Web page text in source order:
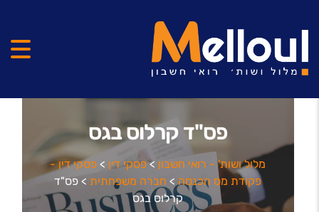
פס"ד קרלוס בגס
מלול ושות' - רואי חשבון >פסקי דין > פסקי דין -
פקודת מס הכנסה> חברה משפחתית > פס"ד
קרלוס בגס